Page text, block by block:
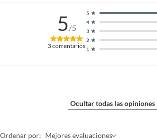
5/5
3comentarios 1
2
3
4
5
Ocultar todas las opiniones
Ordenar por: Mejores evaluaciones